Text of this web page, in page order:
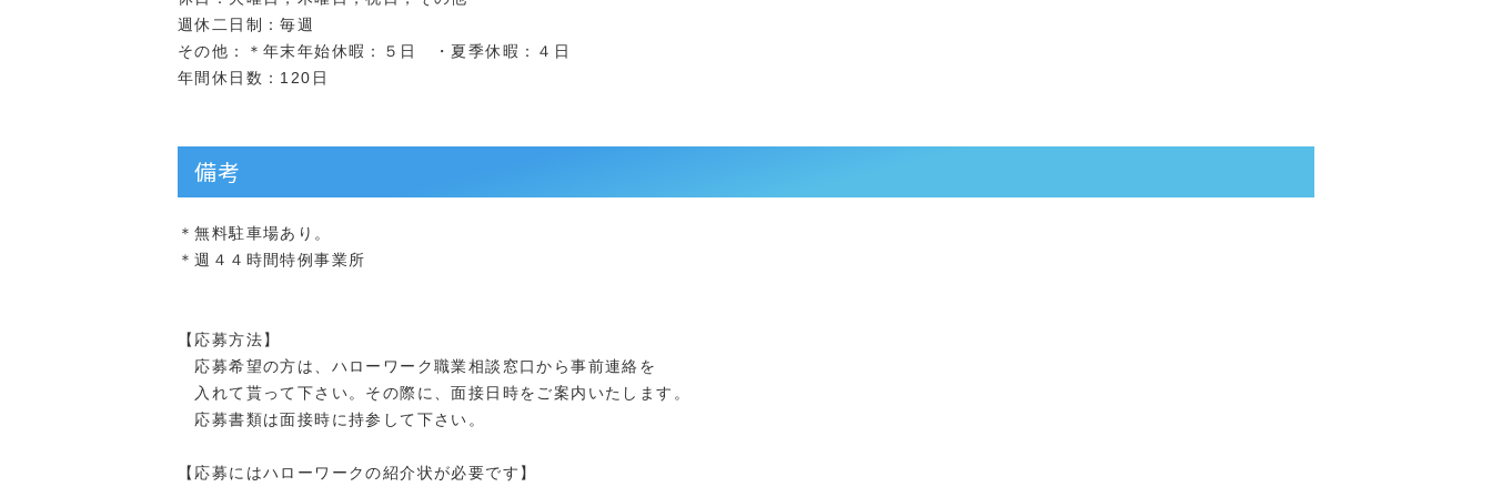
週休二日制：毎週
その他：＊年末年始休暇：５日 ・夏季休暇：４日
年間休日数：120日
備考
＊無料駐車場あり。
＊週４４時間特例事業所
【応募方法】
応募希望の方は、ハローワーク職業相談窓口から事前連絡を
入れて貰って下さい。その際に、面接日時をご案内いたします。
応募書類は面接時に持参して下さい。
【応募にはハローワークの紹介状が必要です】